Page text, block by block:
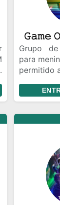
Grupo
para
permitido
apenas